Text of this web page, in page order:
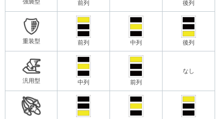
強襲型 前列
後列
重装型 前列 中列 後列
汎用型 中列 前列
なし